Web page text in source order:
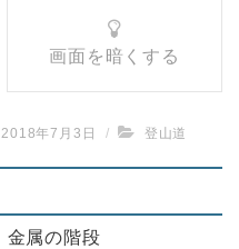
画面を暗くする
2018年7月3日 / 登山道
金属の階段